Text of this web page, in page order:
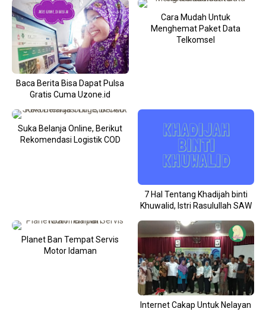
Baca Berita Bisa Dapat Pulsa
Gratis Cuma Uzone.id
Cara Mudah Untuk
Menghemat Paket Data
Telkomsel
Suka Belanja Online, Berikut
Rekomendasi Logistik COD
7 Hal Tentang Khadijah binti
Khuwalid, Istri Rasulullah SAW
Planet Ban Tempat Servis
Motor Idaman
Internet Cakap Untuk Nelayan